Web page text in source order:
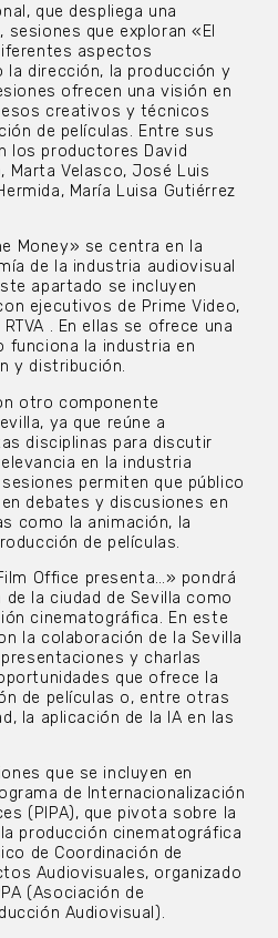
que despliega una
que exploran «El
aspectos
dirección, la producción y
ofrecen una visión en
creativos y técnicos
de películas. Entre sus
los productores David
Marta Velasco, José Luis
María Luisa Gutiérrez
Money» se centra en la
de la industria audiovisual
apartado se incluyen
ejecutivos de Prime Video,
. En ellas se ofrece una
funciona la industria en
y distribución.
otro componente
ya que reúne a
disciplinas para discutir
en la industria
permiten que público
debates y discusiones en
como la animación, la
de películas.
Office presenta…» pondrá
la ciudad de Sevilla como
cinematográfica. En este
la colaboración de la Sevilla
y charlas
que ofrece la
de películas o, entre otras
la aplicación de la IA en las
que se incluyen en
de Internacionalización
(PIPA), que pivota sobre la
producción cinematográfica
de Coordinación de
Audiovisuales, organizado
(Asociación de
Audiovisual).